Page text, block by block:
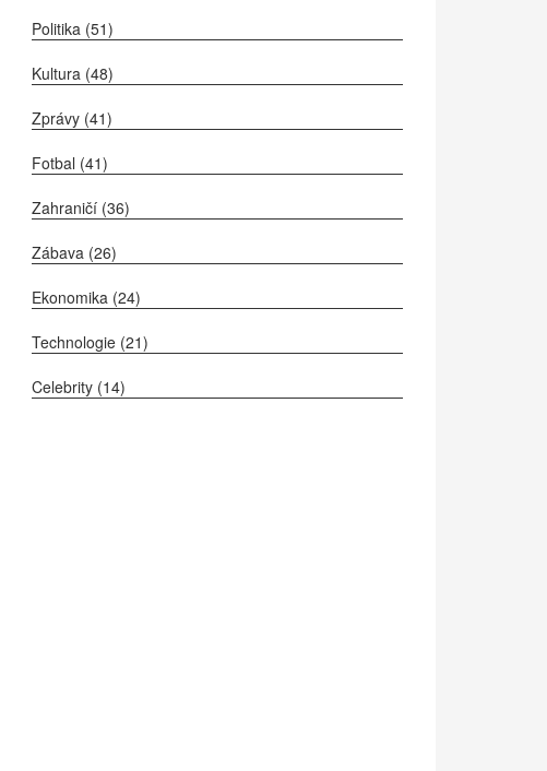
Politika (51)
Kultura (48)
Zprávy (41)
Fotbal (41)
Zahraničí (36)
Zábava (26)
Ekonomika (24)
Technologie (21)
Celebrity (14)